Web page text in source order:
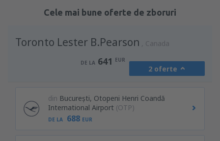
Cele mai bune oferte de zboruri
Toronto Lester B.Pearson Canada
DE LA 641 EUR
2 oferte
din București, Otopeni Henri Coandă
International Airport (OTP)
DE LA 688 EUR